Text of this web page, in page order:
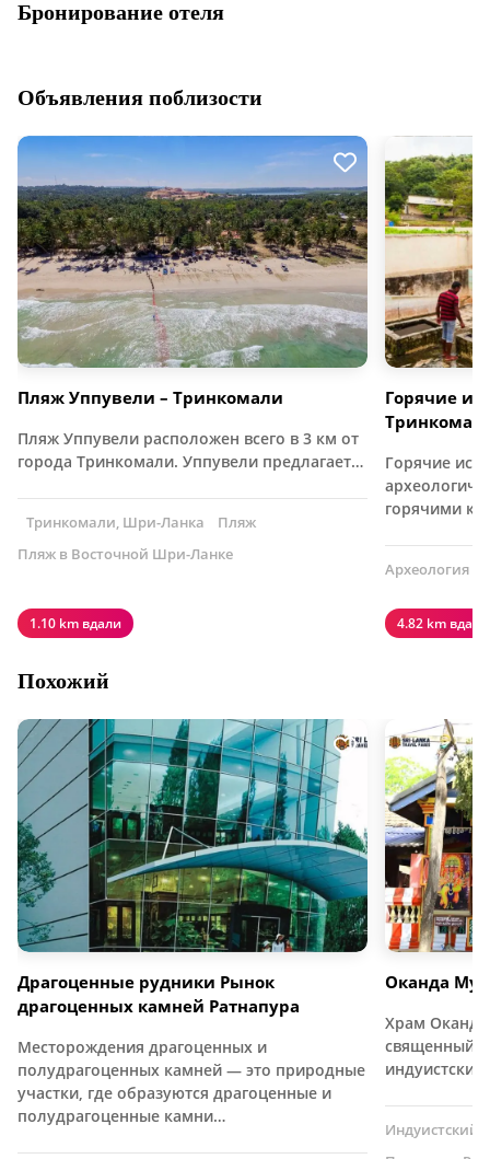
Бронирование отеля
Объявления поблизости
Пляж Уппувели – Тринкомали
Пляж Уппувели расположен всего в 3 км от
города Тринкомали. Уппувели предлагает…
Тринкомали, Шри-Ланка
Пляж
Пляж в Восточной Шри-Ланке
1.10 km вдали
Горячие
Горячие
горячими
Археология
4.82 km вдали
Похожий
Драгоценные рудники Рынок
драгоценных камней Ратнапура
Месторождения драгоценных и
полудрагоценных камней — это природные
участки, где образуются драгоценные и
полудрагоценные камни…
Оканда
Храм
священный
Индуистский